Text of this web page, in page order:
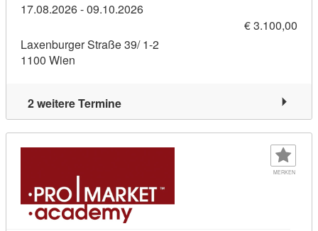
17.08.2026 - 09.10.2026
€ 3.100,00
Laxenburger Straße 39/ 1-2
1100 Wien
2 weitere Termine
MERKEN